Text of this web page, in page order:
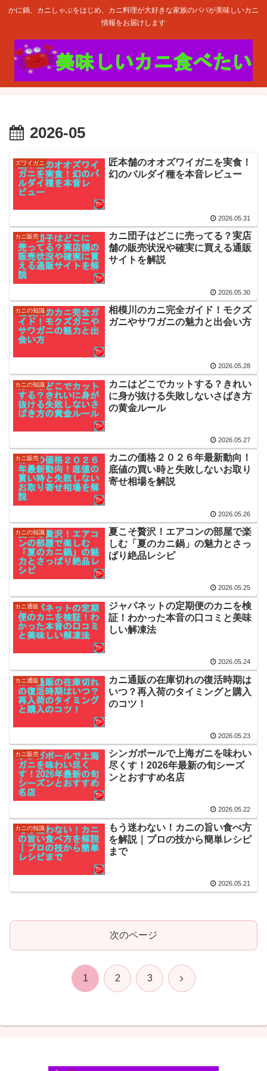
かに鍋、カニしゃぶをはじめ、カニ料理が大好きな家族のパパが美味しいカニ
情報をお届けします
2026-05
ズワイガニ
匠本舗のオオズワイガニを実食！
幻のバルダイ種を本音レビュー
2026.05.31
カニ販売
カニ団子はどこに売ってる？実店
舗の販売状況や確実に買える通販
サイトを解説
2026.05.30
カニの知識
相模川のカニ完全ガイド！モクズ
ガニやサワガニの魅力と出会い方
2026.05.28
カニの知識
カニはどこでカットする？きれい
に身が抜ける失敗しないさばき方
の黄金ルール
2026.05.27
カニ販売
カニの価格２０２６年最新動向！
底値の買い時と失敗しないお取り
寄せ相場を解説
2026.05.26
カニの知識
夏こそ贅沢！エアコンの部屋で楽
しむ「夏のカニ鍋」の魅力とさっ
ぱり絶品レシピ
2026.05.25
カニ通販
ジャパネットの定期便のカニを検
証！わかった本音の口コミと美味
しい解凍法
2026.05.24
カニ通販
カニ通販の在庫切れの復活時期は
いつ？再入荷のタイミングと購入
のコツ！
2026.05.23
カニ販売
シンガポールで上海ガニを味わい
尽くす！2026年最新の旬シーズ
ンとおすすめ名店
2026.05.22
カニの知識
もう迷わない！カニの旨い食べ方
を解説｜プロの技から簡単レシピ
まで
2026.05.21
次のページ
1 2 3 次